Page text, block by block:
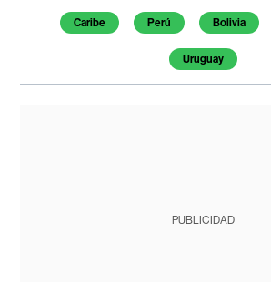
Caribe Perú Bolivia
Uruguay
PUBLICIDAD